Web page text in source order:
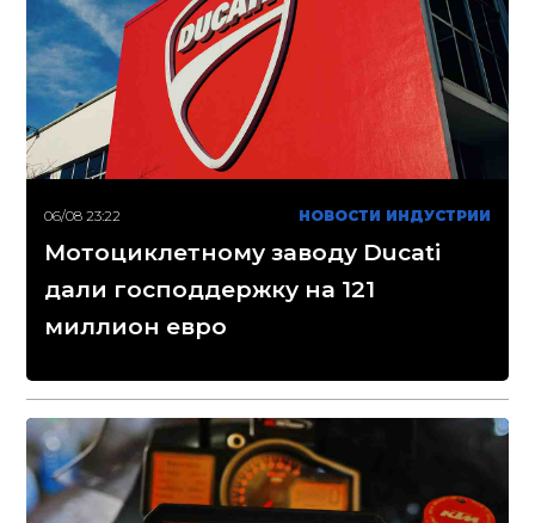
06/08 23:22 НОВОСТИ ИНДУСТРИИ
Мотоциклетному заводу Ducati
дали господдержку на 121
миллион евро